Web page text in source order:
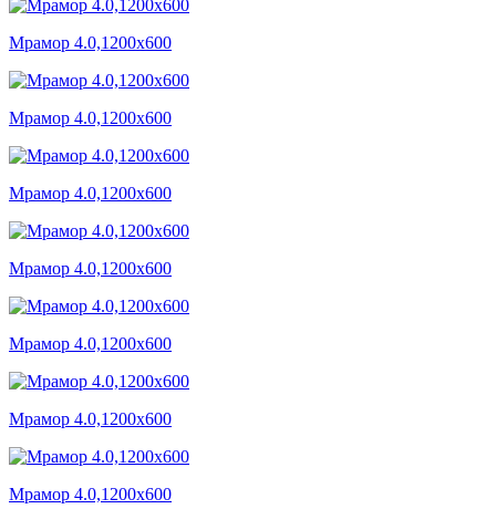
Мрамор 4.0,1200x600
Мрамор 4.0,1200x600
Мрамор 4.0,1200x600
Мрамор 4.0,1200x600
Мрамор 4.0,1200x600
Мрамор 4.0,1200x600
Мрамор 4.0,1200x600